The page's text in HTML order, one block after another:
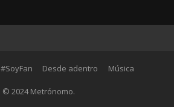
#SoyFan Desde adentro
Música
© 2024 Metrónomo.